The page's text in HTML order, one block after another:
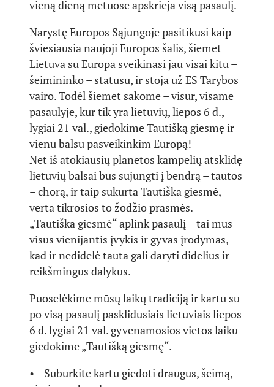
vieną dieną metuose apskrieja visą pasaulį.
Narystę Europos Sąjungoje pasitikusi kaip
šviesiausia naujoji Europos šalis, šiemet
Lietuva su Europa sveikinasi jau visai kitu –
šeimininko – statusu, ir stoja už ES Tarybos
vairo. Todėl šiemet sakome – visur, visame
pasaulyje, kur tik yra lietuvių, liepos 6 d.,
lygiai 21 val., giedokime Tautišką giesmę ir
vienu balsu pasveikinkim Europą!
Net iš atokiausių planetos kampelių atsklidę
lietuvių balsai bus sujungti į bendrą – tautos
– chorą, ir taip sukurta Tautiška giesmė,
verta tikrosios to žodžio prasmės.
„Tautiška giesmė“ aplink pasaulį – tai mus
visus vienijantis įvykis ir gyvas įrodymas,
kad ir nedidelė tauta gali daryti didelius ir
reikšmingus dalykus.
Puoselėkime mūsų laikų tradiciją ir kartu su
po visą pasaulį pasklidusiais lietuviais liepos
6 d. lygiai 21 val. gyvenamosios vietos laiku
giedokime „Tautišką giesmę“.
• Suburkite kartu giedoti draugus, šeimą,